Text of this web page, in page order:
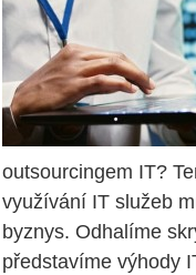
outsourcingem IT?
využívání IT služeb
byznys. Odhalíme
představíme výhody